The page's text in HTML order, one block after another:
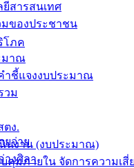
สารสนเทศ
มของประชาชน
มาณ
ำชี้แจงงบประมาณ
วม
ง.
นงาน (งบประมาณ)
คุมภายใน จัดการความเสี่
โภค
จ่าย
างศิลา
ฏิบัติงาน